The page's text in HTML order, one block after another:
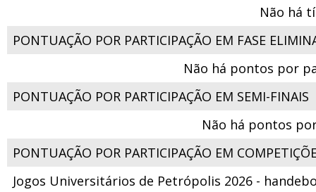
Não há
PONTUAÇÃO POR PARTICIPAÇÃO EM FASE
Não há pontos por
PONTUAÇÃO POR PARTICIPAÇÃO EM SEMI-FINAIS
Não há pontos
PONTUAÇÃO POR PARTICIPAÇÃO EM
Jogos Universitários de Petrópolis 2026 -